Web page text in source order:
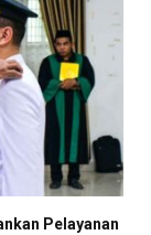
Pelayanan